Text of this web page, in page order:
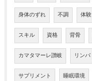
身体のずれ 不調 体験
スキル 資格 背骨
カマタマーレ讃岐 リンパ
サプリメント 睡眠環境